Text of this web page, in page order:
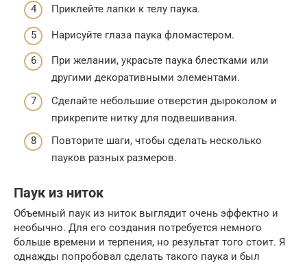
Приклейте лапки к телу паука.
Нарисуйте глаза паука фломастером.
При желании, украсьте паука блестками или
другими декоративными элементами.
Сделайте небольшие отверстия дыроколом и
прикрепите нитку для подвешивания.
Повторите шаги, чтобы сделать несколько
пауков разных размеров.
Паук из ниток
Объемный паук из ниток выглядит очень эффектно и
необычно. Для его создания потребуется немного
больше времени и терпения, но результат того стоит. Я
однажды попробовал сделать такого паука и был